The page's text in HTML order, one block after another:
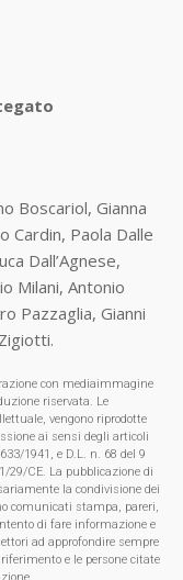
Boscariol, Gianna
Cardin, Paola Dalle
Dall’Agnese,
Milani, Antonio
Pazzaglia, Gianni
con mediaimmagine
riservata. Le
vengono riprodotte
ai sensi degli articoli
1941, e D.L. n. 68 del 9
29/CE. La pubblicazione di
la condivisione dei
comunicati stampa, pareri,
di fare informazione e
ad approfondire sempre
e le persone citate